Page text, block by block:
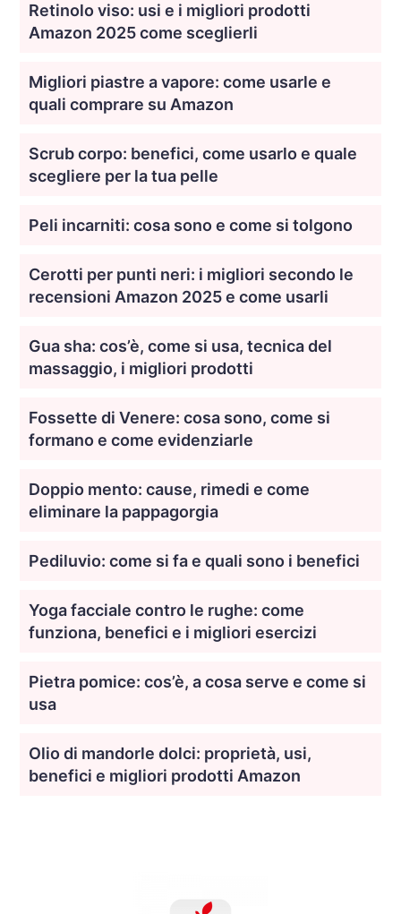
Retinolo viso: usi e i migliori prodotti
Amazon 2025 come sceglierli
Migliori piastre a vapore: come usarle e
quali comprare su Amazon
Scrub corpo: benefici, come usarlo e quale
scegliere per la tua pelle
Peli incarniti: cosa sono e come si tolgono
Cerotti per punti neri: i migliori secondo le
recensioni Amazon 2025 e come usarli
Gua sha: cos’è, come si usa, tecnica del
massaggio, i migliori prodotti
Fossette di Venere: cosa sono, come si
formano e come evidenziarle
Doppio mento: cause, rimedi e come
eliminare la pappagorgia
Pediluvio: come si fa e quali sono i benefici
Yoga facciale contro le rughe: come
funziona, benefici e i migliori esercizi
Pietra pomice: cos’è, a cosa serve e come si
usa
Olio di mandorle dolci: proprietà, usi,
benefici e migliori prodotti Amazon